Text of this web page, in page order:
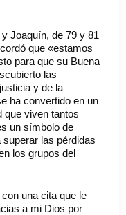
Joaquín, de 79 y 81
que «estamos
para que su Buena
las
y de la
ha convertido en un
que viven tantos
un símbolo de
las pérdidas
los grupos del
una cita que le
a mi Dios por